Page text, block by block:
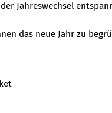
Jahreswechsel
das neue Jahr zu